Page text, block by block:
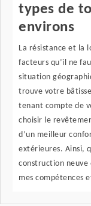
types de
environs
La résistance et la
facteurs qu’il ne
situation
trouve votre
tenant compte de
choisir le
d’un meilleur
extérieures. Ainsi,
construction
mes compétences